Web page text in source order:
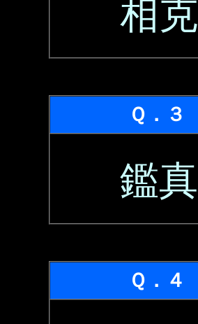
相克
Ｑ．３
鑑真
Ｑ．４